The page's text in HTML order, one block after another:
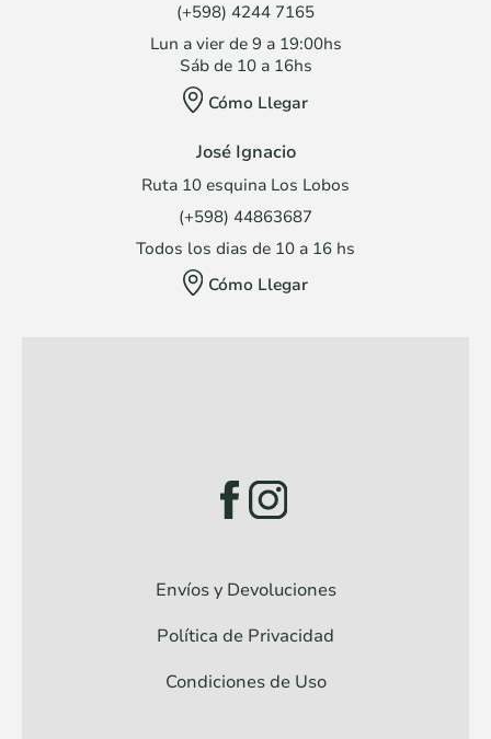
(+598) 4244 7165
Lun a vier de 9 a 19:00hs
Sáb de 10 a 16hs
Cómo Llegar
José Ignacio
Ruta 10 esquina Los Lobos
(+598) 44863687
Todos los dias de 10 a 16 hs
Cómo Llegar
Envíos y Devoluciones
Política de Privacidad
Condiciones de Uso